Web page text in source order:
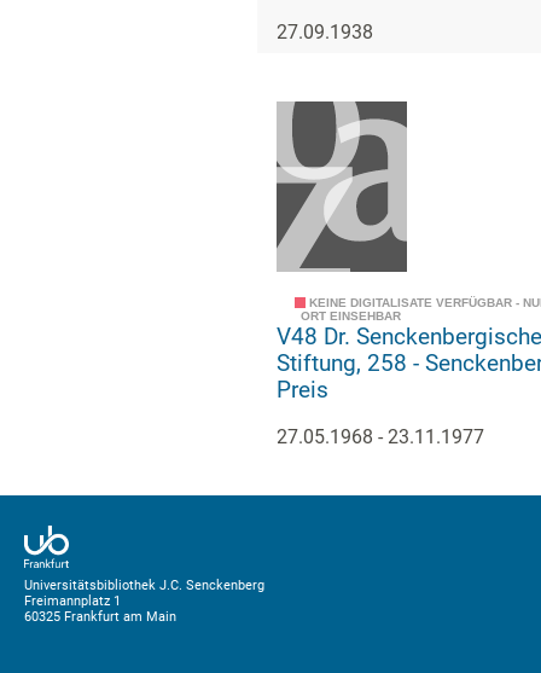
27.09.1938
KEINE DIGITALISATE VERFÜGBAR -
ORT EINSEHBAR
V48 Dr. Senckenbergische
Stiftung, 258 - Senckenberg-
Preis
27.05.1968 - 23.11.1977
Universitätsbibliothek J.C. Senckenberg
Freimannplatz 1
60325 Frankfurt am Main